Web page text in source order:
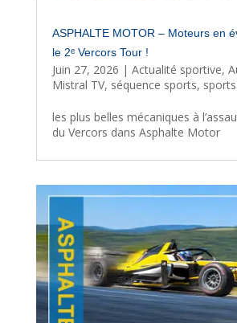
ASPHALTE MOTOR – Moteurs en
le 2ᵉ Vercors Tour !
Juin 27, 2026 | Actualité sportive,
Mistral TV, séquence sports, sports
les plus belles mécaniques à
du Vercors dans Asphalte Motor